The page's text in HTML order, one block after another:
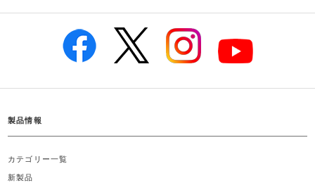
製品情報
カテゴリー一覧
新製品